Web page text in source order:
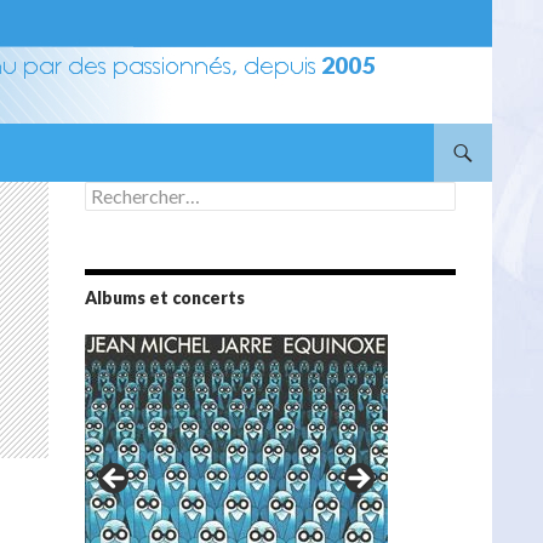
Rechercher :
Albums et concerts